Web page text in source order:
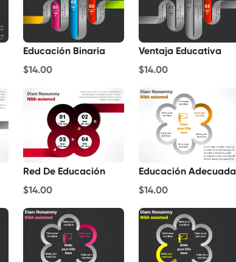
Educación Binaria
$14.00
Ventaja Educativa
$14.00
Red De Educación
$14.00
Educación Adecuada
$14.00